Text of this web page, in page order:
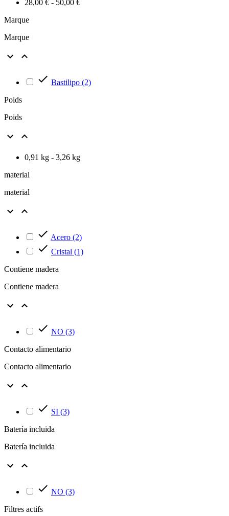
28,00 € - 50,00 €
Marque
Marque


 Bastilipo (2)
Poids
Poids
 
0,91 kg - 3,26 kg
material
material


 Acero (2)
 Cristal (1)
Contiene madera
Contiene madera


 NO (3)
Contacto alimentario
Contacto alimentario


 SI (3)
Batería incluida
Batería incluida


 NO (3)
Filtres actifs